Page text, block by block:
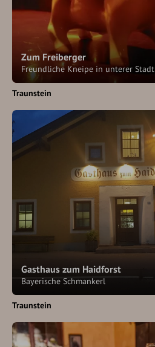
Zum Freiberger
Freundliche Kneipe in unterer Stadt
Traunstein
Gasthaus zum Haidforst
Bayerische Schmankerl
Traunstein